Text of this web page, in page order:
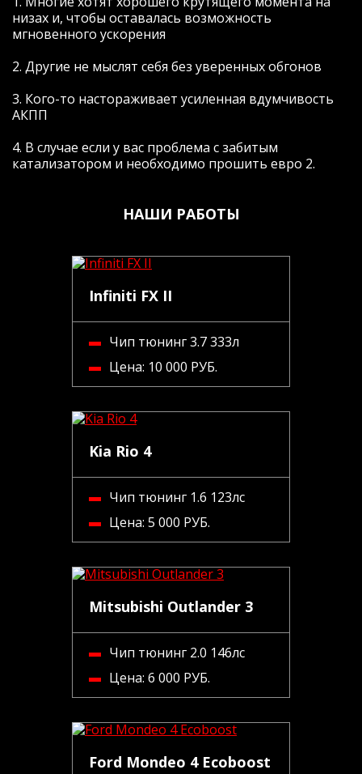
низах и, чтобы оставалась возможность
мгновенного ускорения
2. Другие не мыслят себя без уверенных обгонов
3. Кого-то настораживает усиленная вдумчивость
АКПП
4. В случае если у вас проблема с забитым
катализатором и необходимо прошить евро 2.
НАШИ РАБОТЫ
Infiniti FX II
Чип тюнинг 3.7 333л
Цена: 10 000 РУБ.
Kia Rio 4
Чип тюнинг 1.6 123лс
Цена: 5 000 РУБ.
Mitsubishi Outlander 3
Чип тюнинг 2.0 146лс
Цена: 6 000 РУБ.
Ford Mondeo 4 Ecoboost